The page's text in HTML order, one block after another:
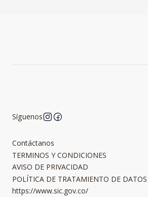
Síguenos
Contáctanos
TERMINOS Y CONDICIONES
AVISO DE PRIVACIDAD
POLÍTICA DE TRATAMIENTO DE DATOS
https://www.sic.gov.co/